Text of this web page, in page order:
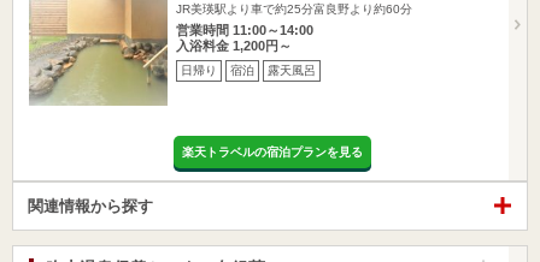
JR美瑛駅より車で約25分富良野より約60分
営業時間 11:00～14:00
入浴料金 1,200円～
日帰り 宿泊 露天風呂
楽天トラベルの宿泊プランを見る
関連情報から探す